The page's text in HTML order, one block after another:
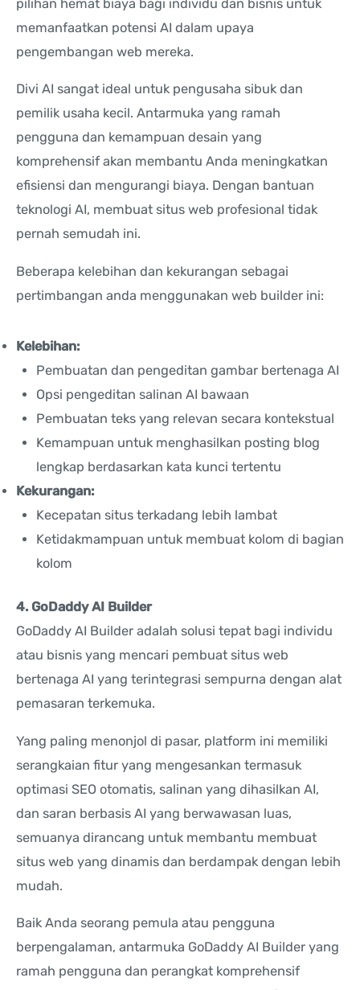
pilihan hemat biaya bagi individu dan bisnis untuk
memanfaatkan potensi AI dalam upaya
pengembangan web mereka.
Divi AI sangat ideal untuk pengusaha sibuk dan
pemilik usaha kecil. Antarmuka yang ramah
pengguna dan kemampuan desain yang
komprehensif akan membantu Anda meningkatkan
efisiensi dan mengurangi biaya. Dengan bantuan
teknologi AI, membuat situs web profesional tidak
pernah semudah ini.
Beberapa kelebihan dan kekurangan sebagai
pertimbangan anda menggunakan web builder ini:
Kelebihan:
Pembuatan dan pengeditan gambar bertenaga AI
Opsi pengeditan salinan AI bawaan
Pembuatan teks yang relevan secara kontekstual
Kemampuan untuk menghasilkan posting blog
lengkap berdasarkan kata kunci tertentu
Kekurangan:
Kecepatan situs terkadang lebih lambat
Ketidakmampuan untuk membuat kolom di bagian
kolom
4. GoDaddy AI Builder
GoDaddy AI Builder adalah solusi tepat bagi individu
atau bisnis yang mencari pembuat situs web
bertenaga AI yang terintegrasi sempurna dengan alat
pemasaran terkemuka.
Yang paling menonjol di pasar, platform ini memiliki
serangkaian fitur yang mengesankan termasuk
optimasi SEO otomatis, salinan yang dihasilkan AI,
dan saran berbasis AI yang berwawasan luas,
semuanya dirancang untuk membantu membuat
situs web yang dinamis dan berdampak dengan lebih
mudah.
Baik Anda seorang pemula atau pengguna
berpengalaman, antarmuka GoDaddy AI Builder yang
ramah pengguna dan perangkat komprehensif